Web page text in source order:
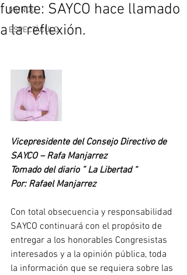
MUNDO
ESPECTÀCULO
fuente: SAYCO hace llamado
a la reflexión.
Vicepresidente del Consejo Directivo de
SAYCO – Rafa Manjarrez
Tomado del diario ” La Libertad “
Por: Rafael Manjarrez
Con total obsecuencia y responsabilidad
SAYCO continuará con el propósito de
entregar a los honorables Congresistas
interesados y a la opinión pública, toda
la información que se requiera sobre las